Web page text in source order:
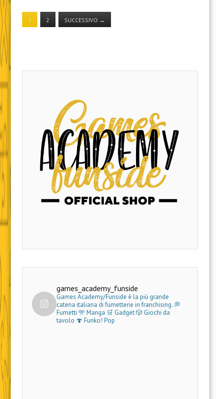
1 2 SUCCESSIVO →
games_academy_funside
Games Academy/Funside è la più grande
catena italiana di fumetterie in franchising.💭
Fumetti 🎌 Manga 🛒 Gadget🎲 Giochi da
tavolo 🍄 Funko! Pop